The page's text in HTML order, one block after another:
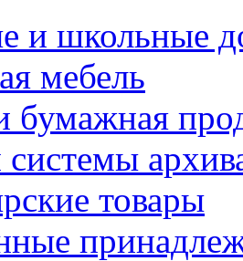
и школьные
мебель
бумажная
товары